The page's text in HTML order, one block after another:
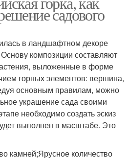
садового
в ландшафтном декоре
композиции составляют
выложенные в форме
горных элементов: вершина,
основным правилам, можно
украшение сада своими
необходимо создать эскиз
выполнен в масштабе. Это
камней;Ярусное количество